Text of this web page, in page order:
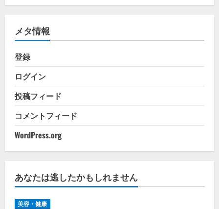
ゴ
ー
メタ情報
登録
ログイン
投稿フィード
コメントフィード
WordPress.org
あなたは逃したかもしれません
美容・健康